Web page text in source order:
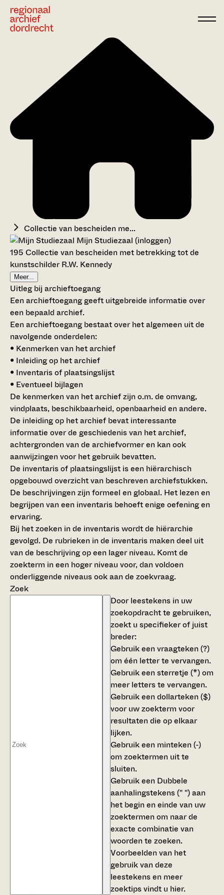
Collectie van bescheiden me...
Mijn Studiezaal (inloggen)
195 Collectie van bescheiden met betrekking tot de
kunstschilder R.W. Kennedy
Meer...
Uitleg bij archieftoegang
Een archieftoegang geeft uitgebreide informatie over
een bepaald archief.
Een archieftoegang bestaat over het algemeen uit de
navolgende onderdelen:
• Kenmerken van het archief
• Inleiding op het archief
• Inventaris of plaatsingslijst
• Eventueel bijlagen
De kenmerken van het archief zijn o.m. de omvang,
vindplaats, beschikbaarheid, openbaarheid en andere.
De inleiding op het archief bevat interessante
informatie over de geschiedenis van het archief,
achtergronden van de archiefvormer en kan ook
aanwijzingen voor het gebruik bevatten.
De inventaris of plaatsingslijst is een hiërarchisch
opgebouwd overzicht van beschreven archiefstukken.
De beschrijvingen zijn formeel en globaal. Het lezen en
begrijpen van een inventaris behoeft enige oefening en
ervaring.
Bij het zoeken in de inventaris wordt de hiërarchie
gevolgd. De rubrieken in de inventaris maken deel uit
van de beschrijving op een lager niveau. Komt de
zoekterm in een hoger niveau voor, dan voldoen
onderliggende niveaus ook aan de zoekvraag.
Zoek
Door leestekens in uw
zoekopdracht te gebruiken,
zoekt u specifieker of juist
breder:
Gebruik eenvraagteken (?)
om één letter te vervangen.
Gebruik eensterretje (*)om
meer letters te vervangen.
Gebruik eendollarteken ($)
voor uw zoekterm voor
resultaten die op elkaar
lijken.
Gebruik een minteken (-)
om zoektermen uit te
sluiten.
Gebruik een Dubbele
aanhalingstekens (" ")aan
het begin en einde van uw
zoektermen om naar de
exacte combinatie van
woorden te zoeken.
Voorbeelden van het
gebruik van deze
leestekens en meer
zoektips vindt u hier.